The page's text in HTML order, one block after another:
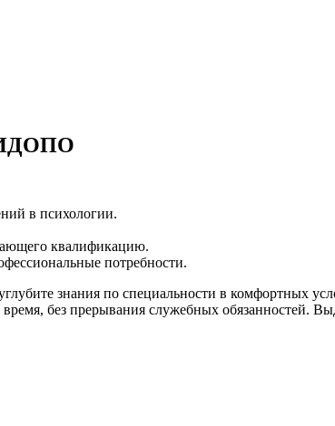
ИДОПО
в психологии.
квалификацию.
потребности.
знания по специальности в комфортных
без прерывания служебных обязанностей.